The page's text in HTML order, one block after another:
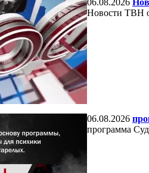
06.08.2026
Новости ТВН
06.08.2026
программа